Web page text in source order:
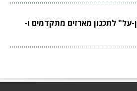
על" לתכנון מארזים מתקדמים ו-